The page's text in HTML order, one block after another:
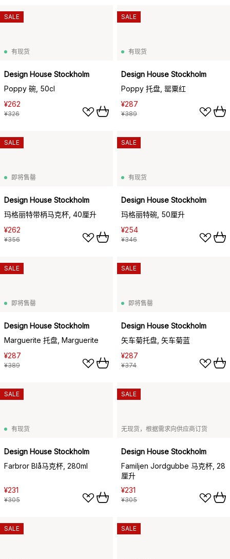
有现货
Design House Stockholm
Poppy 碗, 50cl
¥262
¥326
SALE
有现货
Design House Stockholm
Poppy 托盘, 罂粟红
¥287
¥389
SALE
即将售罄
Design House Stockholm
玛格丽特带柄马克杯, 40厘升
¥262
¥356
SALE
有现货
Design House Stockholm
玛格丽特碗, 50厘升
¥254
¥346
SALE
即将售罄
Design House Stockholm
Marguerite 托盘, Marguerite
¥287
¥389
SALE
即将售罄
Design House Stockholm
矢车菊托盘, 矢车菊蓝
¥287
¥374
SALE
有现货
Design House Stockholm
Farbror Blå马克杯, 280ml
¥231
¥305
SALE
无现货，根据需求向供应商订货
Design House Stockholm
Familjen Jordgubbe 马克杯, 28
厘升
¥231
¥305
SALE
SALE SALE